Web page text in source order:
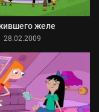
желе
28.02.2009